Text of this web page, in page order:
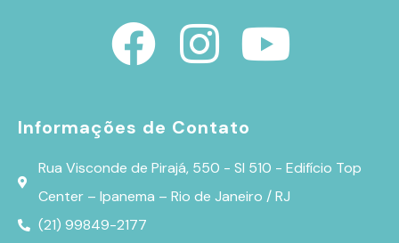
Informações de Contato
Rua Visconde de Pirajá, 550 - Sl 510 - Edifício Top
Center – Ipanema – Rio de Janeiro / RJ
(21) 99849-2177